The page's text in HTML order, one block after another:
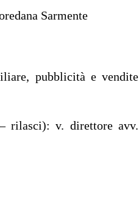
Sarmente
pubblicità e vendite
rilasci): v. direttore avv.